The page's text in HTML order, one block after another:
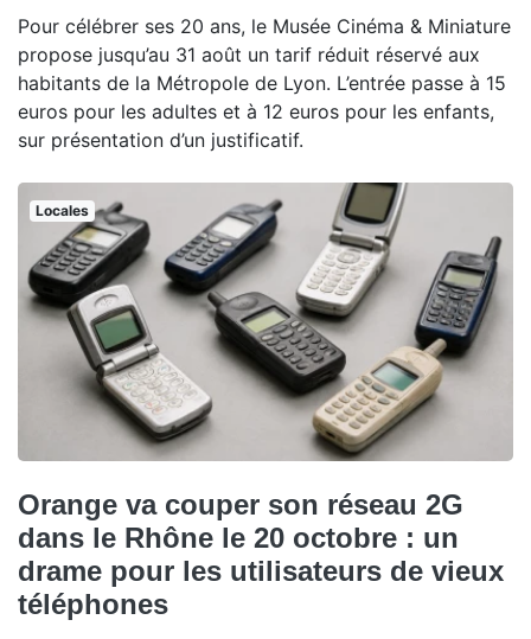
Pour célébrer ses 20 ans, le Musée Cinéma & Miniature
propose jusqu’au 31 août un tarif réduit réservé aux
habitants de la Métropole de Lyon. L’entrée passe à 15
euros pour les adultes et à 12 euros pour les enfants,
sur présentation d’un justificatif.
Locales
Orange va couper son réseau 2G
dans le Rhône le 20 octobre : un
drame pour les utilisateurs de vieux
téléphones